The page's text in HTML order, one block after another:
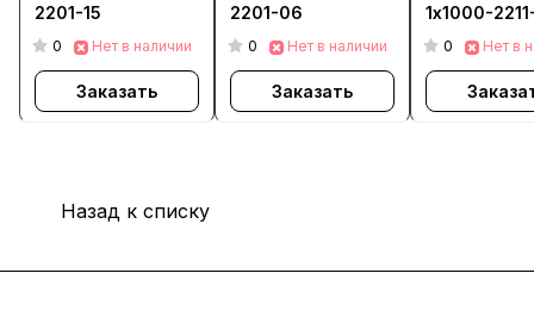
2201-15
0 Нет в наличии
Заказать
2201-06
0 Нет в наличии
Заказать
1х1000-
0 Нет в
Назад к списку